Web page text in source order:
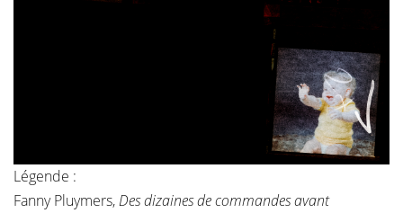
Légende :
Fanny Pluymers,Des dizaines de commandes avant